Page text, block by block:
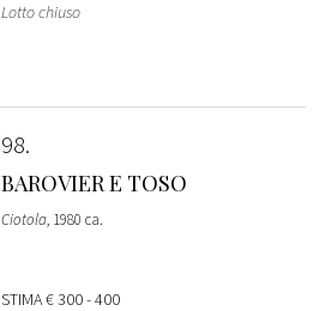
Lotto chiuso
98
BAROVIER E TOSO
Ciotola, 1980 ca.
STIMA€ 300 - 400